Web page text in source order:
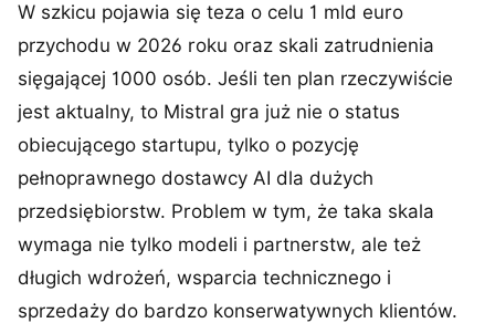
W szkicu pojawia się teza o celu 1 mld euro
przychodu w 2026 roku oraz skali zatrudnienia
sięgającej 1000 osób. Jeśli ten plan rzeczywiście
jest aktualny, to Mistral gra już nie o status
obiecującego startupu, tylko o pozycję
pełnoprawnego dostawcy AI dla dużych
przedsiębiorstw. Problem w tym, że taka skala
wymaga nie tylko modeli i partnerstw, ale też
długich wdrożeń, wsparcia technicznego i
sprzedaży do bardzo konserwatywnych klientów.